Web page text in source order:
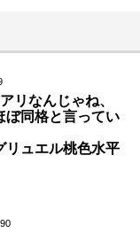
リなんじゃね、
ぼ同格と言ってい
リュエル桃色水平